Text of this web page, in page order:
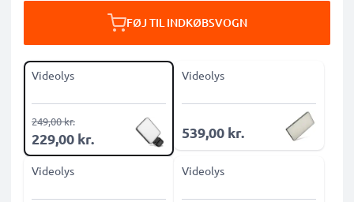
FØJ TIL INDKØBSVOGN
Videolys
229,00 kr.
249,00 kr.
Videolys
539,00 kr.
Videolys Videolys